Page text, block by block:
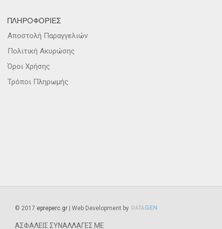
ΠΛΗΡΟΦΟΡΙΕΣ
Αποστολή Παραγγελιών
Πολιτική Ακυρώσης
Όροι Χρήσης
Τρόποι Πληρωμής
© 2017 epreperc.gr | Web Development by
ΑΣΦΑΛΕΙΣ ΣΥΝΑΛΛΑΓΕΣ ΜΕ